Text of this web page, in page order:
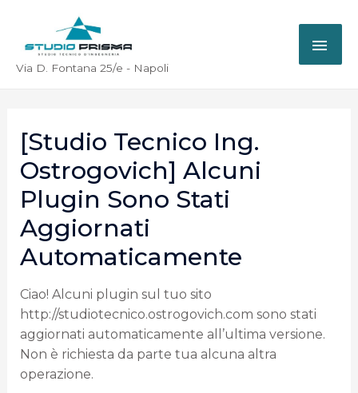
Via D. Fontana 25/e - Napoli
[Studio Tecnico Ing.
Ostrogovich] Alcuni
Plugin Sono Stati
Aggiornati
Automaticamente
Ciao! Alcuni plugin sul tuo sito
http://studiotecnico.ostrogovich.com sono stati
aggiornati automaticamente all’ultima versione.
Non è richiesta da parte tua alcuna altra
operazione.